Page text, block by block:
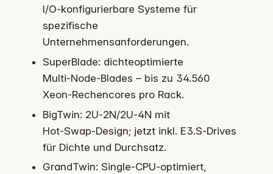
I/O‑konfigurierbare Systeme für
spezifische
Unternehmensanforderungen.
SuperBlade: dichteoptimierte
Multi‑Node‑Blades – bis zu 34.560
Xeon‑Rechencores pro Rack.
BigTwin: 2U‑2N/2U‑4N mit
Hot‑Swap‑Design; jetzt inkl. E3.S‑Drives
für Dichte und Durchsatz.
GrandTwin: Single‑CPU‑optimiert,